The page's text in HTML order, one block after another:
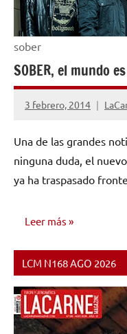
sober
SOBER, el mundo
3 febrero, 2014
No
comentarios
Una de las grandes
ninguna duda, el
ya ha traspasado
Leer más
ENTREVISTAS
LCM N168 AGO 2026